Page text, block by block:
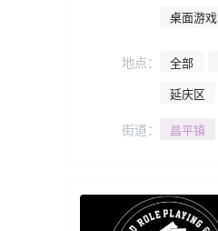
桌面游戏
地点： 全部
延庆区
街道： 昌平镇